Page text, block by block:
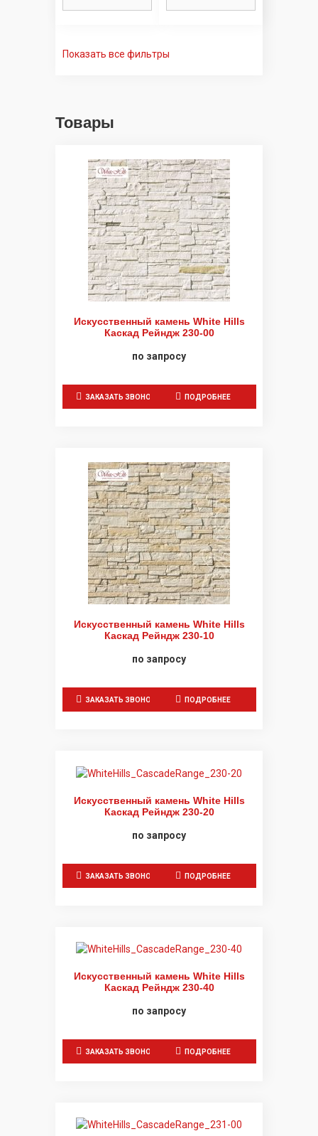
Показать все фильтры
Товары
Искусственный камень White Hills
Каскад Рейндж 230-00
по запросу
ЗАКАЗАТЬ ЗВОНОК ПОДРОБНЕЕ
Искусственный камень White Hills
Каскад Рейндж 230-10
по запросу
ЗАКАЗАТЬ ЗВОНОК ПОДРОБНЕЕ
Искусственный камень White Hills
Каскад Рейндж 230-20
по запросу
ЗАКАЗАТЬ ЗВОНОК ПОДРОБНЕЕ
Искусственный камень White Hills
Каскад Рейндж 230-40
по запросу
ЗАКАЗАТЬ ЗВОНОК ПОДРОБНЕЕ